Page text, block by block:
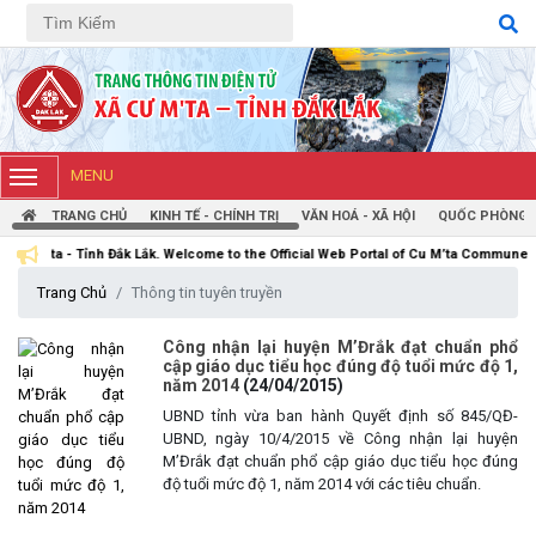
Tiếng Việt Tiếng Anh
MENU
TRANG CHỦ KINH TẾ - CHÍNH TRỊ VĂN HOÁ - XÃ HỘI QUỐC PHÒNG
Đắk Lắk. Welcome to the Official Web Portal of Cu M’ta Commune, Dak Lak
Trang Chủ Thông tin tuyên truyền
Công nhận lại huyện M’Đrắk đạt chuẩn phổ
cập giáo dục tiểu học đúng độ tuổi mức độ 1,
năm 2014 (24/04/2015)
UBND tỉnh vừa ban hành Quyết định số 845/QĐ-
UBND, ngày 10/4/2015 về Công nhận lại huyện
M’Đrắk đạt chuẩn phổ cập giáo dục tiểu học đúng
độ tuổi mức độ 1, năm 2014 với các tiêu chuẩn.
UBND XÃ CƯ M’TA CÔNG KHAI DANH MỤC THỦ TỤC HÀNH
CHÍNH THỰC HIỆN MỘT PHẦN
(30/07/2026)
CÔNG KHAI DANH MỤC THỦ TỤC HÀNH CHÍNH THỰC HIỆN